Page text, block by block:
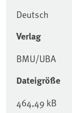
Deutsch
Verlag
BMU/UBA
Dateigröße
464,49 kB